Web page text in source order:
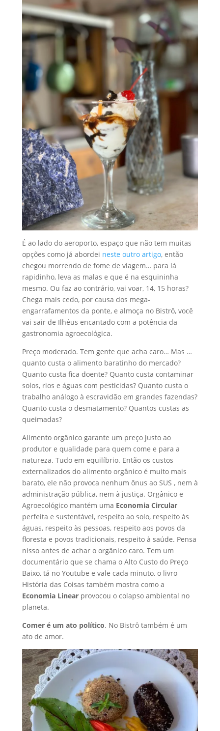
É ao lado do aeroporto, espaço que não tem muitas
opções como já abordei neste outro artigo, então
chegou morrendo de fome de viagem… para lá
rapidinho, leva as malas e que é na esquininha
mesmo. Ou faz ao contrário, vai voar, 14, 15 horas?
Chega mais cedo, por causa dos mega-
engarrafamentos da ponte, e almoça no Bistrô, você
vai sair de Ilhéus encantado com a potência da
gastronomia agroecológica.
Preço moderado. Tem gente que acha caro… Mas …
quanto custa o alimento baratinho do mercado?
Quanto custa fica doente? Quanto custa contaminar
solos, rios e águas com pesticidas? Quanto custa o
trabalho análogo à escravidão em grandes fazendas?
Quanto custa o desmatamento? Quantos custas as
queimadas?
Alimento orgânico garante um preço justo ao
produtor e qualidade para quem come e para a
natureza. Tudo em equilíbrio. Então os custos
externalizados do alimento orgânico é muito mais
barato, ele não provoca nenhum ônus ao SUS , nem à
administração pública, nem à justiça. Orgânico e
Agroecológico mantém uma Economia Circular
perfeita e sustentável, respeito ao solo, respeito às
águas, respeito às pessoas, respeito aos povos da
floresta e povos tradicionais, respeito à saúde. Pensa
nisso antes de achar o orgânico caro. Tem um
documentário que se chama o Alto Custo do Preço
Baixo, tá no Youtube e vale cada minuto, o livro
História das Coisas também mostra como a
Economia Linearprovocou o colapso ambiental no
planeta.
Comer é um ato político. No Bistrô também é um
ato de amor.